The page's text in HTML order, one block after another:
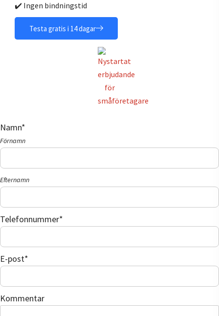
✔️ Ingen bindningstid
Testa gratis i 14 dagar
Namn*
Förnamn
Efternamn
Telefonnummer*
E-post*
Kommentar